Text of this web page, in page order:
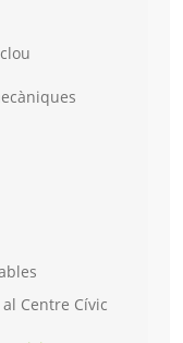
Centre Cívic